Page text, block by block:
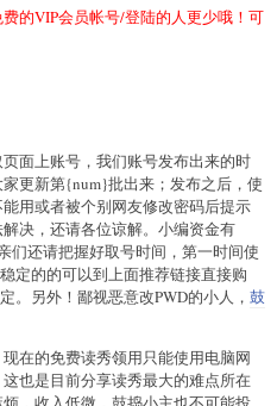
的VIP会员帐号/登陆的人更少哦！可
面上账号，我们账号发布出来的时
更新第{num}批出来；发布之后，使
用或者被个别网友修改密码后提示
决，还请各位谅解。小编资金有
们还请把握好取号时间，第一时间使
定的的可以到上面推荐链接直接购
。另外！鄙视恶意改PWD的小人， 鼓
在的免费读秀领用只能使用电脑网
也是目前分享读秀最大的难点所在